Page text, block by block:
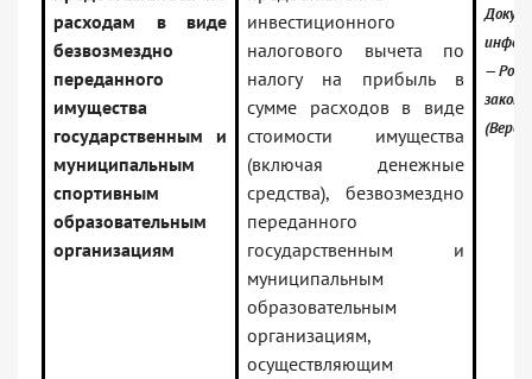
расходам в виде
безвозмездно
переданного
имущества
государственным и
муниципальным
спортивным
образовательным
организациям
инвестиционного
налогового вычета по
налогу на прибыль в
сумме расходов в виде
стоимости имущества
(включая денежные
средства), безвозмездно
переданного
государственным и
муниципальным
образовательным
организациям,
осуществляющим
—